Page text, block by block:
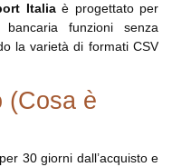
Italiaè progettato per
funzioni senza
la varietà di formati CSV
(Cosa è
30 giorni dall’acquisto e